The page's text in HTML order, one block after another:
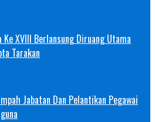
Ke XVIII Berlansung Diruang Utama
Tarakan
Jabatan Dan Pelantikan Pegawai